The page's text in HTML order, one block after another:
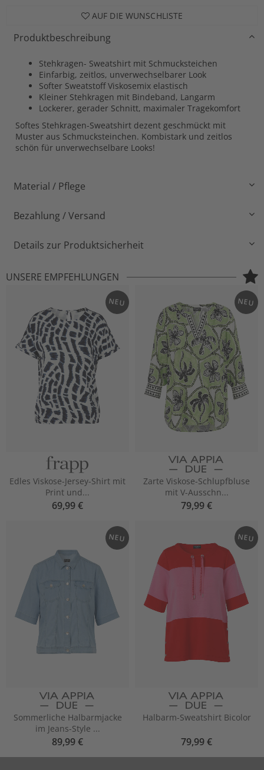
AUF DIE WUNSCHLISTE
Produktbeschreibung
Stehkragen- Sweatshirt mit Schmucksteichen
Einfarbig, zeitlos, unverwechselbarer Look
Softer Sweatstoff Viskosemix elastisch
Kleiner Stehkragen mit Bindeband, Langarm
Lockerer, gerader Schnitt, maximaler Tragekomfort
Softes Stehkragen-Sweatshirt dezent geschmückt mit
Muster aus Schmucksteinchen. Kombistark und zeitlos
schön für unverwechselbare Looks!
Material / Pflege
Bezahlung / Versand
Details zur Produktsicherheit
UNSERE EMPFEHLUNGEN
NEU
Edles Viskose-Jersey-Shirt mit
Print und...
69,99 €
NEU
Zarte Viskose-Schlupfbluse
mit V-Ausschn...
79,99 €
NEU
Sommerliche Halbarmjacke
im Jeans-Style ...
89,99 €
NEU
Halbarm-Sweatshirt Bicolor
79,99 €